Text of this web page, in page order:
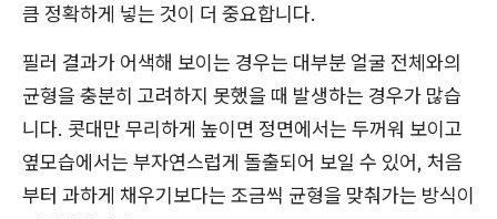
큼 정확하게 넣는 것이 더 중요합니다.
필러 결과가 어색해 보이는 경우는 대부분 얼굴 전체와의
균형을 충분히 고려하지 못했을 때 발생하는 경우가 많습
니다. 콧대만 무리하게 높이면 정면에서는 두꺼워 보이고
옆모습에서는 부자연스럽게 돌출되어 보일 수 있어, 처음
부터 과하게 채우기보다는 조금씩 균형을 맞춰가는 방식이